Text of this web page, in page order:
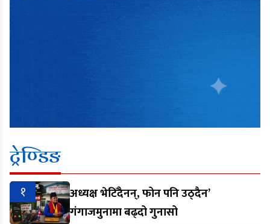
ट्रेण्डिङ
१
अध्यक्ष भेटिँदैनन्, फोन पनि उठ्दैन’
गंगाजमुनामा बढ्दो गुनासो